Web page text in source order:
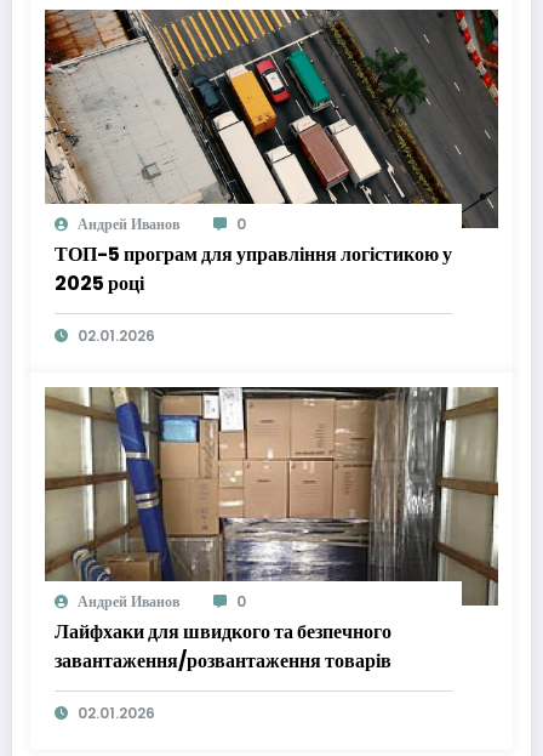
Андрей Иванов 0
ТОП-5 програм для управління логістикою у
2025 році
02.01.2026
Андрей Иванов 0
Лайфхаки для швидкого та безпечного
завантаження/розвантаження товарів
02.01.2026